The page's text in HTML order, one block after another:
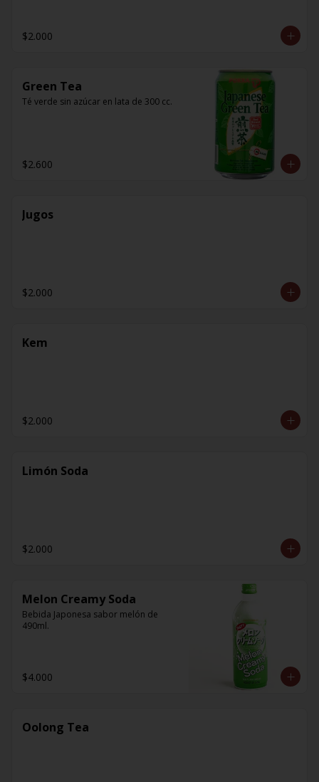
$2.000
Green Tea
Té verde sin azúcar en lata de 300 cc.
$2.600
Jugos
$2.000
Kem
$2.000
Limón Soda
$2.000
Melon Creamy Soda
Bebida Japonesa sabor melón de
490ml.
$4.000
Oolong Tea